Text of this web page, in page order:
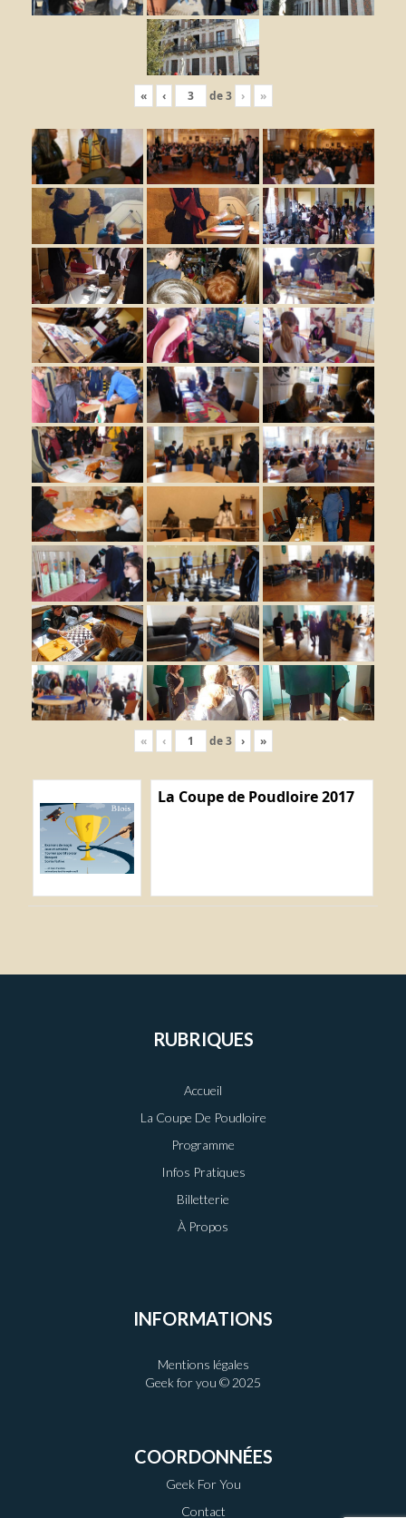
« ‹ de3 › »
« ‹ de3 › »
La Coupe de Poudloire 2017
RUBRIQUES
Accueil
La Coupe De Poudloire
Programme
Infos Pratiques
Billetterie
À Propos
INFORMATIONS
Mentions légales
Geek for you © 2025
COORDONNÉES
Geek For You
Contact